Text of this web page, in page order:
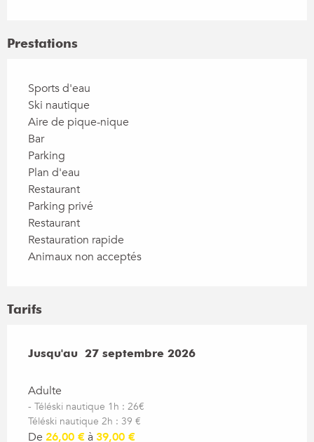
Prestations
Sports d'eau
Ski nautique
Aire de pique-nique
Bar
Parking
Plan d'eau
Restaurant
Parking privé
Restaurant
Restauration rapide
Animaux non acceptés
Tarifs
Du4 avril 2026au27 septembre 2026
Jusqu'au 27 septembre 2026
Adulte
- Téléski nautique 1h : 26€
Téléski nautique 2h : 39 €
De 26,00 €à 39,00 €